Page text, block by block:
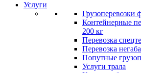
Услуги
Грузоперевозки
Контейнерные
200 кг
Перевозка
Перевозка
Попутные
Услуги трала